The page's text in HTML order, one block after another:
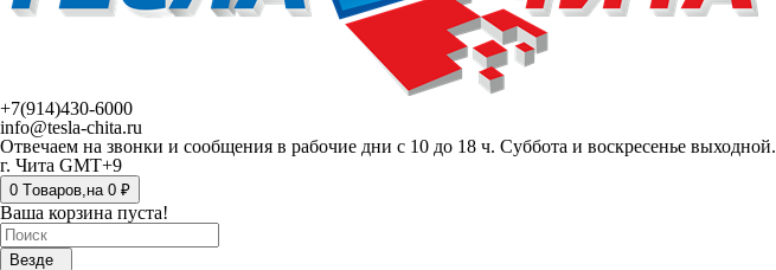
+7(914)430-6000
info@tesla-chita.ru
Отвечаем на звонки и сообщения в рабочие дни с 10 до 18 ч. Суббота и воскресенье выходной.
г. Чита GMT+9
0 Tоваров,на 0 ₽
Ваша корзина пуста!
Везде